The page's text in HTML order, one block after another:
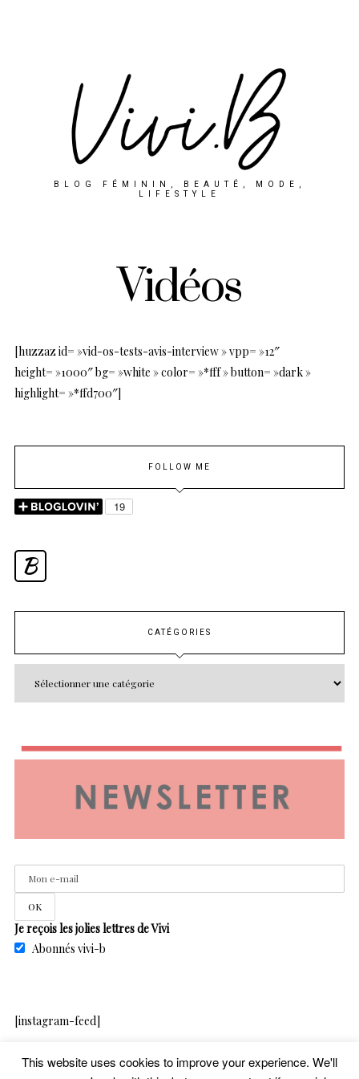
BLOG FÉMININ, BEAUTÉ, MODE,
LIFESTYLE
Vidéos
[huzzaz id= »vid-os-tests-avis-interview » vpp= »12″
height= »1000″ bg= »white » color= »*fff » button= »dark »
highlight= »*ffd700″]
FOLLOW ME
B
CATÉGORIES
Je reçois les jolies lettres de Vivi
Abonnés vivi-b
[instagram-feed]
This website uses cookies to improve your experience. We'll